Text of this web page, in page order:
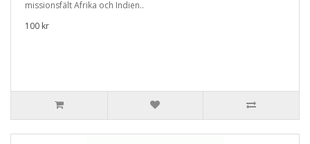
missionsfält Afrika och Indien..
100 kr